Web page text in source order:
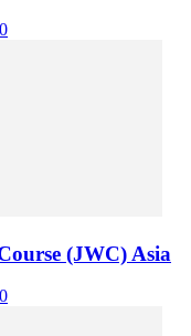
0
(JWC) Asia
0